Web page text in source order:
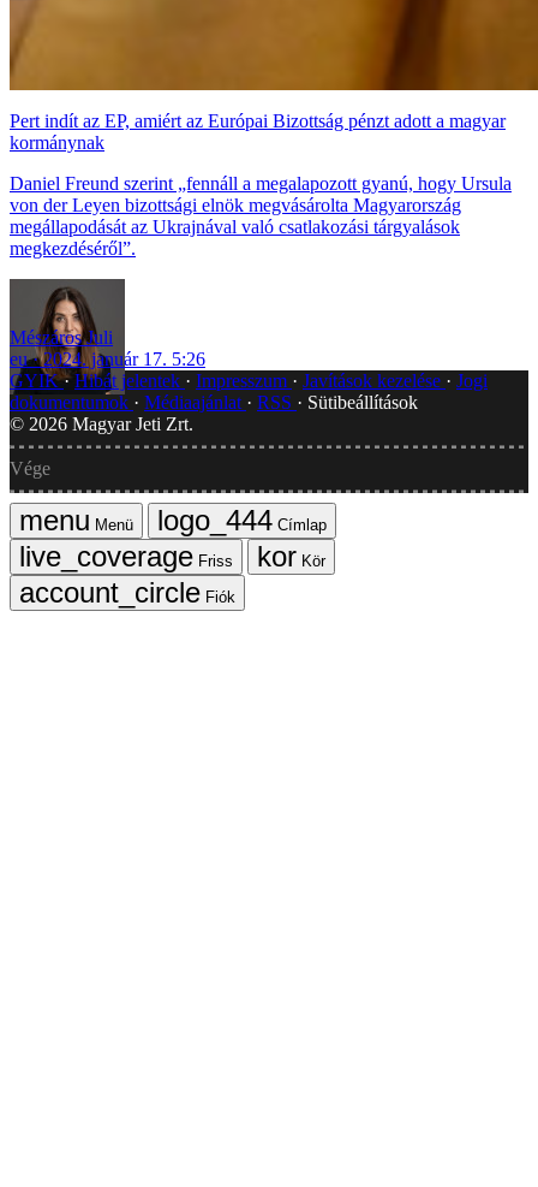
Pert indít az EP, amiért az Európai Bizottság pénzt adott a magyar
kormánynak
Daniel Freund szerint „fennáll a megalapozott gyanú, hogy Ursula
von der Leyen bizottsági elnök megvásárolta Magyarország
megállapodását az Ukrajnával való csatlakozási tárgyalások
megkezdéséről”.
Mészáros Juli
eu
2024. január 17. 5:26
GYIK Hibát jelentek Impresszum Javítások kezelése
Jogi
dokumentumok
Médiaajánlat RSS
Sütibeállítások
© 2026 Magyar Jeti Zrt.
Vége
Menü
Címlap
Friss
Kör
Fiók